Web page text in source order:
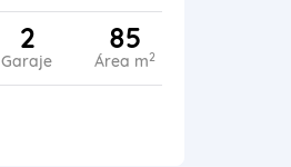
2
Garaje
85
Área m2